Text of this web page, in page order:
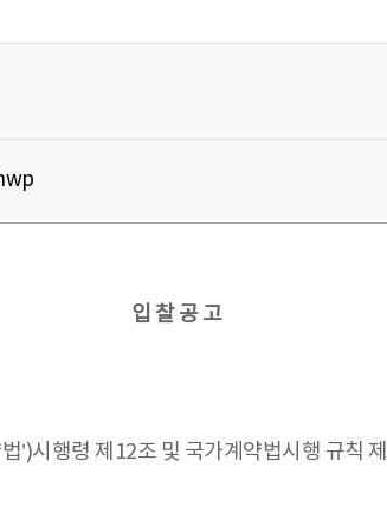
입 찰 공 고
시행령 제12조 및 국가계약법시행 규칙